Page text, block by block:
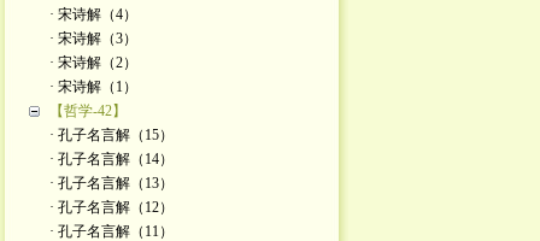
· 宋诗解（4）
· 宋诗解（3）
· 宋诗解（2）
· ​宋诗解（1）
【哲学-42】
· 孔子名言解（15）
· 孔子名言解（14）
· 孔子名言解（13）
· 孔子名言解（12）
· 孔子名言解（11）